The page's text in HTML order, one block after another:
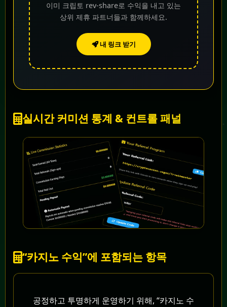
이미 크립토 rev-share로 수익을 내고 있는
상위 제휴 파트너들과 함께하세요.
내 링크 받기
실시간 커미션 통계 & 컨트롤 패널
“카지노 수익”에 포함되는 항목
공정하고 투명하게 운영하기 위해, “카지노 수